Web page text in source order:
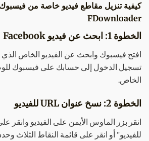
كيفية تنزيل مقاطع فيديو خاصة من
FDownloader
الخطوة 1: ابحث عن فيديو Facebook
افتح فيسبوك وابحث عن الفيديو الخاص
تسجيل الدخول إلى حسابك على فيسبوك
الخاص.
الخطوة 2: نسخ عنوان URL للفيديو
للفيديو" أو انقر على قائمة النقاط الثلاث